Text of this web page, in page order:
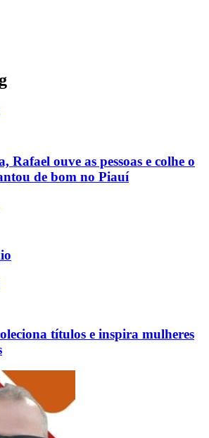
Rafael ouve as pessoas e colhe o
de bom no Piauí
títulos e inspira mulheres